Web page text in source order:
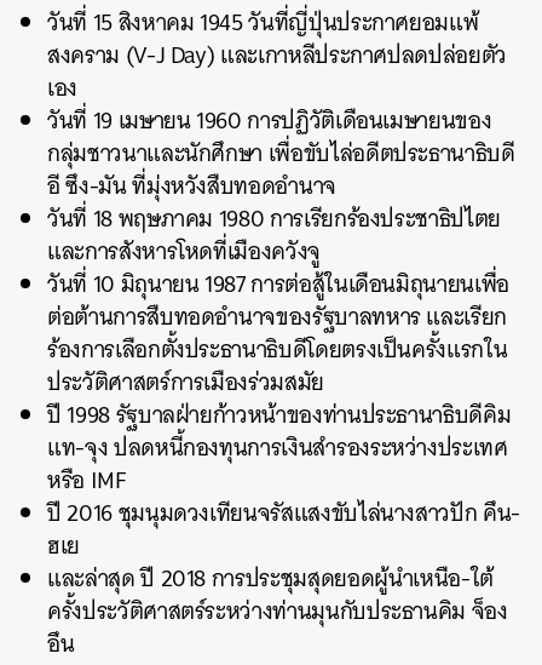
วันที่ 15 สิงหาคม 1945 วันที่ญี่ปุ่นประกาศยอมแพ้
สงคราม (V-J Day) และเกาหลีประกาศปลดปล่อยตัว
เอง
วันที่ 19 เมษายน 1960 การปฏิวัติเดือนเมษายนของ
กลุ่มชาวนาและนักศึกษา เพื่อขับไล่อดีตประธานาธิบดี
อี ซึง-มัน ที่มุ่งหวังสืบทอดอำนาจ
วันที่ 18 พฤษภาคม 1980 การเรียกร้องประชาธิปไตย
และการสังหารโหดที่เมืองควังจู
วันที่ 10 มิถุนายน 1987 การต่อสู้ในเดือนมิถุนายนเพื่อ
ต่อต้านการสืบทอดอำนาจของรัฐบาลทหาร และเรียก
ร้องการเลือกตั้งประธานาธิบดีโดยตรงเป็นครั้งแรกใน
ประวัติศาสตร์การเมืองร่วมสมัย
ปี 1998 รัฐบาลฝ่ายก้าวหน้าของท่านประธานาธิบดีคิม
แท-จุง ปลดหนี้กองทุนการเงินสำรองระหว่างประเทศ
หรือ IMF
ปี 2016 ชุมนุมดวงเทียนจรัสแสงขับไล่นางสาวปัก คึน-
ฮเย
และล่าสุด ปี 2018 การประชุมสุดยอดผู้นำเหนือ-ใต้
ครั้งประวัติศาสตร์ระหว่างท่านมุนกับประธานคิม จ็อง
อึน